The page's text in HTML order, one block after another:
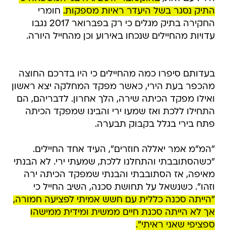
התיק נסגר בשל היעדר ראיות מספקות. חומרי
החקירה בתיק מגלים כי רק בפברואר 2017 נגבו
עדויות מהחיילים שנכחו באירוע וכן מהחייל היורה.
בעדותם סיפרו כמה מהחיילים כי היו בדרכם החוצה
מהכפר בעת הירי, כאשר מפקד המחלקה יצא ראשון
ואילו מפקד הכיתה שירה, הלך אחרון. לדבריהם, הם
התחילו ללכת ואז שמעו ירי והבינו שמפקד הכיתה
פתח בירי בגלל בקבוק תבערה.
"המ"מ אמר יאללה חוזרים", העיד אחד החיילים.
"כשהסתובבתי והתחלנו ללכת, שמעתי ירי. לא הבנתי
מאיפה, אז הסתובבתי והבנתי שמפקד הכיתה ירה
וזהו". כשנשאל על תחושת סכנה, השיב החייל כי
"הייתה סכנה כללית עם חשש אמיתי לפציעה חמורה,
אך לא הייתה סכנת חיים ממשית ומידית ממישהו
ספציפי שאני ראיתי".